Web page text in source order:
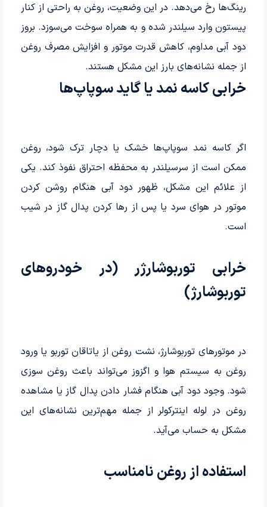
رینگ‌ها رخ می‌دهد. در این وضعیت، روغن به راحتی از کنار
پیستون وارد سیلندر شده و به همراه سوخت می‌سوزد. بروز
دود آبی مداوم، کاهش قدرت موتور و افزایش مصرف روغن
از جمله نشانه‌های بارز این مشکل هستند.
خرابی کاسه‌ نمد یا گاید سوپاپ‌ها
اگر کاسه نمد سوپاپ‌ها خشک یا دچار ترک شود، روغن
ممکن است از سرسیلندر به محفظه احتراق نفوذ کند. یکی
از علائم این مشکل، ظهور دود آبی هنگام روشن کردن
موتور در هوای سرد یا پس از رها کردن پدال گاز در شیب
است.
خرابی توربوشارژر (در خودروهای
توربوشارژ)
در موتورها‌ی توربوشارژ، نشت روغن از یاتاقان توربو یا ورود
روغن به سیستم هوا و اگزوز می‌تواند باعث روغن سوزی
شود. وجود دود آبی هنگام فشار دادن پدال گاز یا مشاهده
روغن در لوله اینترکولر از جمله مهم‌ترین نشانه‌های این
مشکل به حساب می‌آید.
استفاده از روغن نامناسب